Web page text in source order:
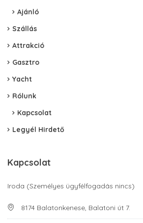
Ajánló
Szállás
Attrakció
Gasztro
Yacht
Rólunk
Kapcsolat
Legyél Hirdető
Kapcsolat
Iroda (Személyes ügyfélfogadás nincs)
8174 Balatonkenese, Balatoni út 7.